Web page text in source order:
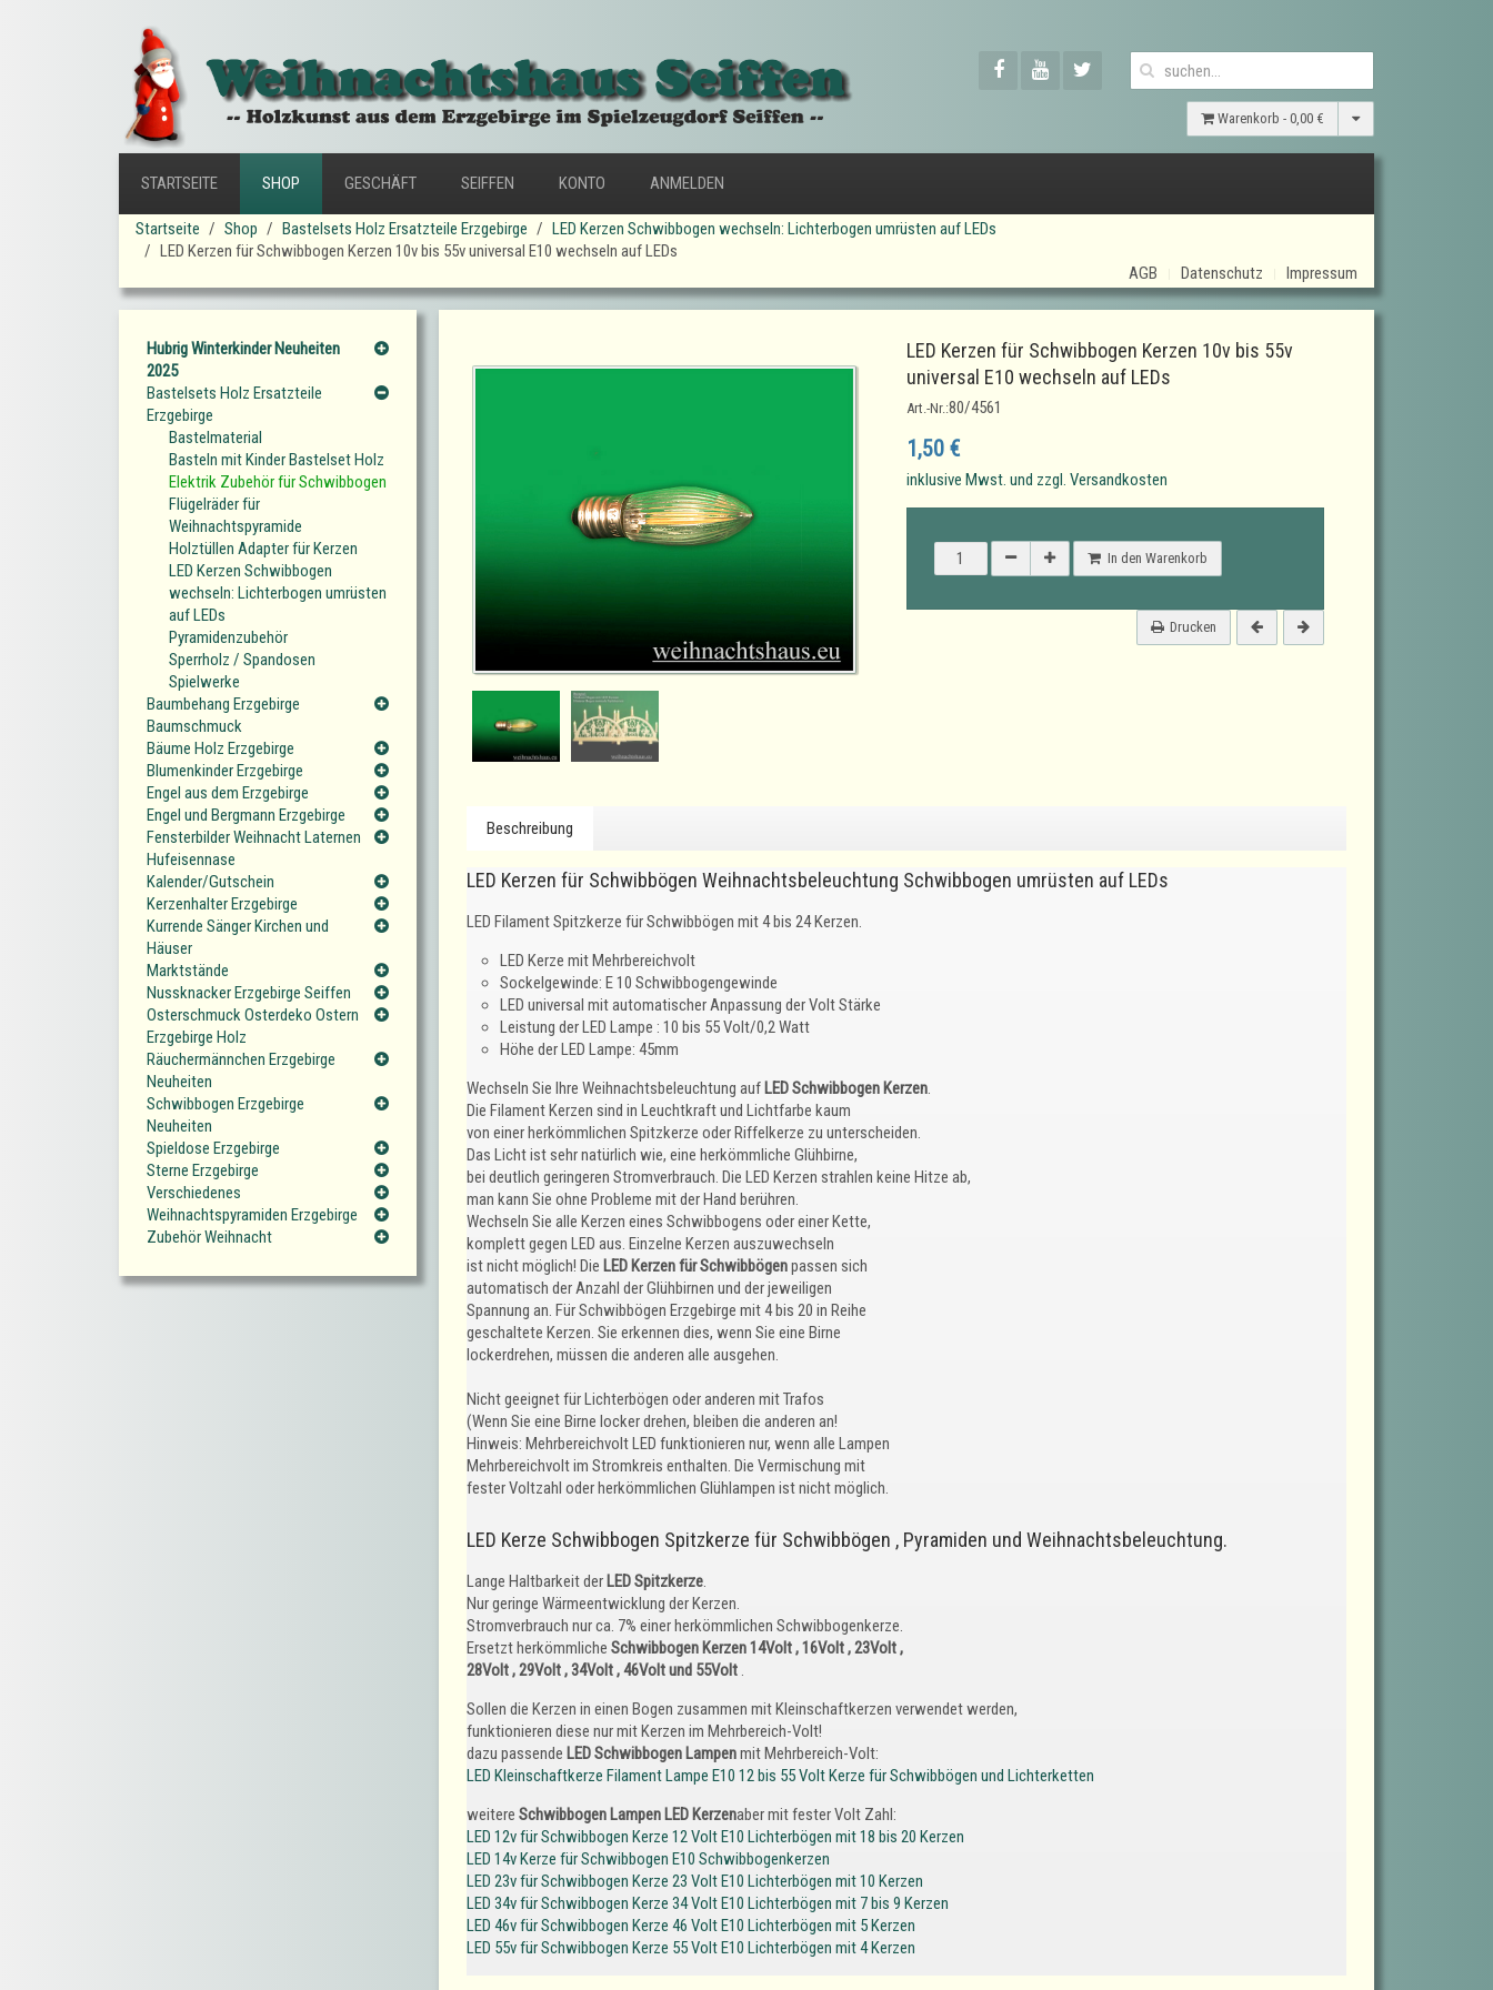
Warenkorb - 0,00 €
STARTSEITE SHOP GESCHÄFT SEIFFEN KONTO ANMELDEN
Startseite Shop Bastelsets Holz Ersatzteile Erzgebirge
LED Kerzen Schwibbogen wechseln: Lichterbogen umrüsten auf LEDs
LED Kerzen für Schwibbogen Kerzen 10v bis 55v universal E10 wechseln auf LEDs
AGB
Datenschutz Impressum
LED Kerzen für Schwibbogen Kerzen 10v bis 55v
universal E10 wechseln auf LEDs
Art.-Nr.:80/4561
1,50 €
inklusive Mwst. und zzgl. Versandkosten
In den Warenkorb
Drucken
Beschreibung
LED Kerzen für Schwibbögen Weihnachtsbeleuchtung Schwibbogen umrüsten auf LEDs
LED Filament Spitzkerze für Schwibbögen mit 4 bis 24 Kerzen.
LED Kerze mit Mehrbereichvolt
Sockelgewinde: E 10 Schwibbogengewinde
LED universal mit automatischer Anpassung der Volt Stärke
Leistung der LED Lampe : 10 bis 55 Volt/0,2 Watt
Höhe der LED Lampe: 45mm
Wechseln Sie Ihre Weihnachtsbeleuchtung auf LED Schwibbogen Kerzen.
Die Filament Kerzen sind in Leuchtkraft und Lichtfarbe kaum
von einer herkömmlichen Spitzkerze oder Riffelkerze zu unterscheiden.
Das Licht ist sehr natürlich wie, eine herkömmliche Glühbirne,
bei deutlich geringeren Stromverbrauch. Die LED Kerzen strahlen keine Hitze ab,
man kann Sie ohne Probleme mit der Hand berühren.
Wechseln Sie alle Kerzen eines Schwibbogens oder einer Kette,
komplett gegen LED aus. Einzelne Kerzen auszuwechseln
ist nicht möglich! Die LED Kerzen für Schwibbögenpassen sich
automatisch der Anzahl der Glühbirnen und der jeweiligen
Spannung an. Für Schwibbögen Erzgebirge mit 4 bis 20 in Reihe
geschaltete Kerzen. Sie erkennen dies, wenn Sie eine Birne
lockerdrehen, müssen die anderen alle ausgehen.
Nicht geeignet für Lichterbögen oder anderen mit Trafos
(Wenn Sie eine Birne locker drehen, bleiben die anderen an!
Hinweis: Mehrbereichvolt LED funktionieren nur, wenn alle Lampen
Mehrbereichvolt im Stromkreis enthalten. Die Vermischung mit
fester Voltzahl oder herkömmlichen Glühlampen ist nicht möglich.
LED Kerze Schwibbogen Spitzkerze für Schwibbögen , Pyramiden und Weihnachtsbeleuchtung.
Lange Haltbarkeit der LED Spitzkerze.
Nur geringe Wärmeentwicklung der Kerzen.
Stromverbrauch nur ca. 7% einer herkömmlichen Schwibbogenkerze.
Ersetzt herkömmliche Schwibbogen Kerzen 14Volt , 16Volt , 23Volt ,
28Volt , 29Volt , 34Volt , 46Volt und 55Volt.
Sollen die Kerzen in einen Bogen zusammen mit Kleinschaftkerzen verwendet werden,
funktionieren diese nur mit Kerzen im Mehrbereich-Volt!
dazu passende LED Schwibbogen Lampenmit Mehrbereich-Volt:
LED Kleinschaftkerze Filament Lampe E10 12 bis 55 Volt Kerze für Schwibbögen und Lichterketten
weitere Schwibbogen Lampen LED Kerzenaber mit fester Volt Zahl:
LED 12v für Schwibbogen Kerze 12 Volt E10 Lichterbögen mit 18 bis 20 Kerzen
LED 14v Kerze für Schwibbogen E10 Schwibbogenkerzen
LED 23v für Schwibbogen Kerze 23 Volt E10 Lichterbögen mit 10 Kerzen
LED 34v für Schwibbogen Kerze 34 Volt E10 Lichterbögen mit 7 bis 9 Kerzen
LED 46v für Schwibbogen Kerze 46 Volt E10 Lichterbögen mit 5 Kerzen
LED 55v für Schwibbogen Kerze 55 Volt E10 Lichterbögen mit 4 Kerzen
Hubrig Winterkinder Neuheiten
2025
Bastelsets Holz Ersatzteile
Erzgebirge
Bastelmaterial
Basteln mit Kinder Bastelset Holz
Elektrik Zubehör für Schwibbogen
Flügelräder für
Weihnachtspyramide
Holztüllen Adapter für Kerzen
LED Kerzen Schwibbogen
wechseln: Lichterbogen umrüsten
auf LEDs
Pyramidenzubehör
Sperrholz / Spandosen
Spielwerke
Baumbehang Erzgebirge
Baumschmuck
Bäume Holz Erzgebirge
Blumenkinder Erzgebirge
Engel aus dem Erzgebirge
Engel und Bergmann Erzgebirge
Fensterbilder Weihnacht Laternen
Hufeisennase
Kalender/Gutschein
Kerzenhalter Erzgebirge
Kurrende Sänger Kirchen und
Häuser
Marktstände
Nussknacker Erzgebirge Seiffen
Osterschmuck Osterdeko Ostern
Erzgebirge Holz
Räuchermännchen Erzgebirge
Neuheiten
Schwibbogen Erzgebirge
Neuheiten
Spieldose Erzgebirge
Sterne Erzgebirge
Verschiedenes
Weihnachtspyramiden Erzgebirge
Zubehör Weihnacht